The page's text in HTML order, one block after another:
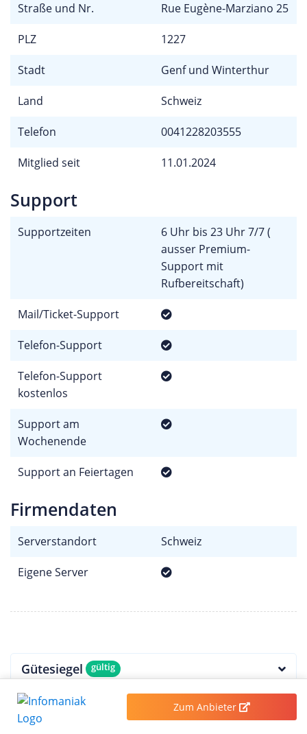
Straße und Nr. Rue Eugène-Marziano 25
PLZ 1227
Stadt Genf und Winterthur
Land Schweiz
Telefon 0041228203555
Mitglied seit 11.01.2024
Support
Supportzeiten
6 Uhr bis 23 Uhr 7/7 (
ausser Premium-
Support mit
Rufbereitschaft)
Mail/Ticket-Support
Telefon-Support
Telefon-Support
kostenlos
Support am
Wochenende
Support an Feiertagen
Firmendaten
Serverstandort Schweiz
Eigene Server
Gütesiegel gültig
Zum Anbieter